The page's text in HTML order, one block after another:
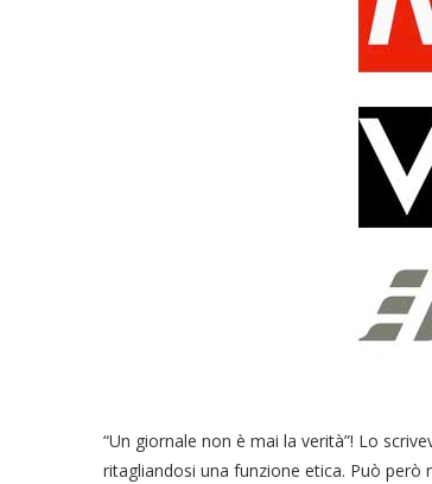
“Un giornale non è mai la verità”! Lo
ritagliandosi una funzione etica. Può